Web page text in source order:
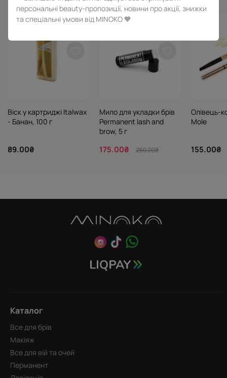
Віск у картриджі Italwax
- Банан, 100 г
89.00₴
Мило для укладки брів
Permanent lash and
brow, 5 г
175.00₴ 250.00₴
Олівець-
Mole
155.00₴
Каталог
Все для брів
Макіяж
Все для вій та очей
Перманент
персональні beauty-пропозиції, новини про акції, знижки
та спеціальні умови від MINOKO 🧡